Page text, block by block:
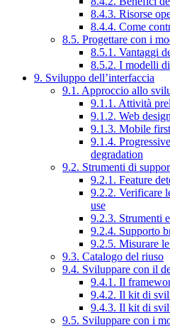
8.4.3. Risorse
8.4.4. Come
8.5. Progettare con i
8.5.1. Vantaggi
8.5.2. I modelli
9. Sviluppo dell’interfaccia
9.1. Approccio allo
9.1.1. Attività
9.1.2. Web
9.1.3. Mobile first
9.1.4.
degradation
9.2. Strumenti di
9.2.1. Feature
9.2.2. Verificare
use
9.2.3. Strumenti
9.2.4. Supporto
9.2.5. Misurare
9.3. Catalogo del riuso
9.4. Sviluppare con il
9.4.1. Il
9.4.2. Il kit di
9.4.3. Il kit di
9.5. Sviluppare con i